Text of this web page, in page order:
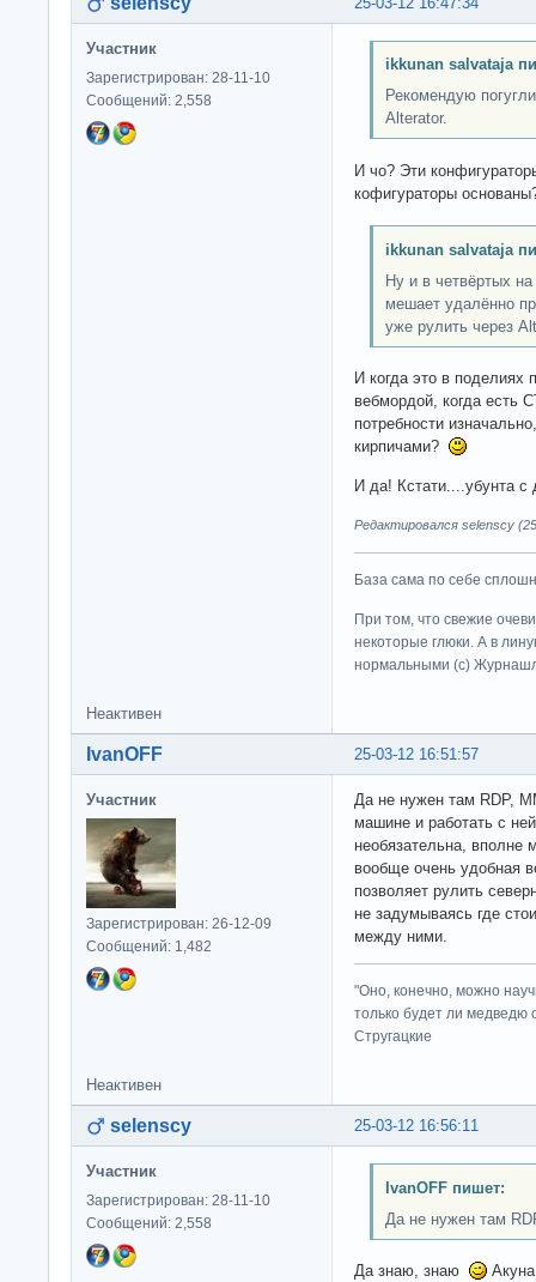
Участник
Зарегистрирован: 28-11-10
Сообщений: 2,558
ikkunan salvataja
Рекомендую
Alterator.
И чо? Эти
кофигураторы
ikkunan salvataja
Ну и в четвёртых
мешает удалённо
уже рулить через
И когда это в
вебмордой, когда
потребности
кирпичами?
И да! Кстати....убунта
Редактировался selenscy
База сама по себе
При том, что свежие
некоторые глюки. А в
нормальными (c)
Неактивен
25-03-12 16:51:57
IvanOFF
Участник
Зарегистрирован: 26-12-09
Сообщений: 1,482
Да не нужен там RDP,
машине и работать с
необязательна, вполне
вообще очень удобная
позволяет рулить
не задумываясь где
между ними.
"Оно, конечно, можно
только будет ли медведю
Стругацкие
Неактивен
25-03-12 16:56:11
selenscy
Участник
Зарегистрирован: 28-11-10
Сообщений: 2,558
IvanOFF пишет:
Да не нужен там
Да знаю, знаю